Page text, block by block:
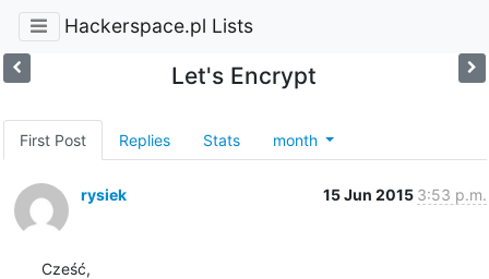
Hackerspace.pl Lists
Let's Encrypt
First Post Replies Stats month
rysiek 15 Jun 2015 3:53 p.m.
Cześć,